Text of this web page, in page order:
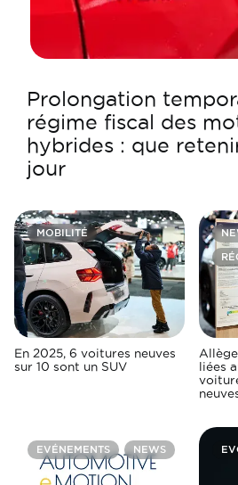
Prolongation
régime fiscal des
hybrides : que
jour
MOBILITÉ
En 2025, 6 voitures neuves
sur 10 sont un SUV
liées
EVÉNEMENTS NEWS